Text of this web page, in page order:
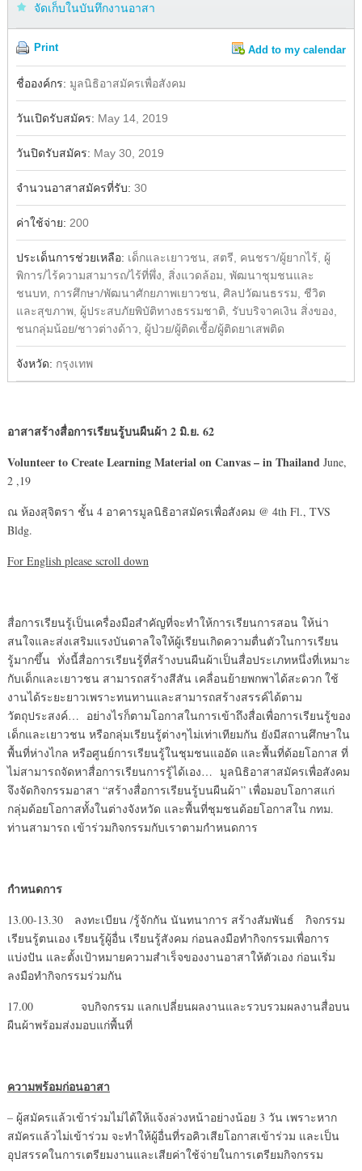
จัดเก็บในบันทึกงานอาสา
Print Add to my calendar
ชื่อองค์กร: มูลนิธิอาสมัครเพื่อสังคม
วันเปิดรับสมัคร: May 14, 2019
วันปิดรับสมัคร: May 30, 2019
จำนวนอาสาสมัครที่รับ: 30
ค่าใช้จ่าย: 200
ประเด็นการช่วยเหลือ: เด็กและเยาวชน, สตรี, คนชรา/ผู้ยากไร้, ผู้
พิการ/ไร้ความสามารถ/ไร้ที่พึ่ง, สิ่งแวดล้อม, พัฒนาชุมชนและ
ชนบท, การศึกษา/พัฒนาศักยภาพเยาวชน, ศิลปวัฒนธรรม, ชีวิต
และสุขภาพ, ผู้ประสบภัยพิบัติทางธรรมชาติ, รับบริจาคเงิน สิ่งของ,
ชนกลุ่มน้อย/ชาวต่างด้าว, ผู้ป่วย/ผู้ติดเชื้อ/ผู้ติดยาเสพติด
จังหวัด: กรุงเทพ
อาสาสร้างสื่อการเรียนรู้บนผืนผ้า 2 มิ.ย. 62
Volunteer to Create Learning Material on Canvas– in ThailandJune,
2 ,19
ณ ห้องสุจิตรา ชั้น 4 อาคารมูลนิธิอาสมัครเพื่อสังคม @ 4thFl., TVS
Bldg.
For English please scroll down
สื่อการเรียนรู้เป็นเครื่องมือสำคัญที่จะทำให้การเรียนการสอน ให้น่า
สนใจและส่งเสริมแรงบันดาลใจให้ผู้เรียนเกิดความตื่นตัวในการเรียน
รู้มากขึ้น ทั่งนี้สื่อการเรียนรู้ที่สร้างบนผืนผ้าเป็นสื่อประเภทหนึ่งที่เหมาะ
กับเด็กและเยาวชน สามารถสร้างสีสัน เคลื่อนย้ายพกพาได้สะดวก ใช้
งานได้ระยะยาวเพราะทนทานและสามารถสร้างสรรค์ได้ตาม
วัตถุประสงค์… อย่างไรก็ตามโอกาสในการเข้าถึงสื่อเพื่อการเรียนรู้ของ
เด็กและเยาวชน หรือกลุ่มเรียนรู้ต่างๆไม่เท่าเทียมกัน ยังมีสถานศึกษาใน
พื้นที่ห่างไกล หรือศูนย์การเรียนรู้ในชุมชนแออัด และพื้นที่ด้อยโอกาส ที่
ไม่สามารถจัดหาสื่อการเรียนการรู้ได้เอง… มูลนิธิอาสาสมัครเพื่อสังคม
จึงจัดกิจกรรมอาสา “สร้างสื่อการเรียนรู้บนผืนผ้า” เพื่อมอบโอกาสแก่
กลุ่มด้อยโอกาสทั้งในต่างจังหวัด และพื้นที่ชุมชนด้อยโอกาสใน กทม.
ท่านสามารถ เข้าร่วมกิจกรรมกับเราตามกำหนดการ
กำหนดการ
13.00-13.30 ลงทะเบียน /รู้จักกัน นันทนาการ สร้างสัมพันธ์ กิจกรรม
เรียนรู้ตนเอง เรียนรู้ผู้อื่น เรียนรู้สังคม ก่อนลงมือทำกิจกรรมเพื่อการ
แบ่งปัน และตั้งเป้าหมายความสำเร็จของงานอาสาให้ตัวเอง ก่อนเริ่ม
ลงมือทำกิจกรรมร่วมกัน
17.00 จบกิจกรรม แลกเปลี่ยนผลงานและรวบรวมผลงานสื่อบน
ผืนผ้าพร้อมส่งมอบแก่พื้นที่
ความพร้อมก่อนอาสา
– ผู้สมัครแล้วเข้าร่วมไม่ได้ให้แจ้งล่วงหน้าอย่างน้อย 3 วัน เพราะหาก
สมัครแล้วไม่เข้าร่วม จะทำให้ผู้อื่นที่รอคิวเสียโอกาสเข้าร่วม และเป็น
อุปสรรคในการเตรียมงานและเสียค่าใช้จ่ายในการเตรียมกิจกรรม